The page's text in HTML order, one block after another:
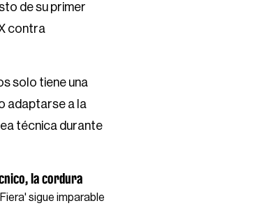
de su primer
contra
solo tiene una
adaptarse a la
técnica durante
la cordura
sigue imparable